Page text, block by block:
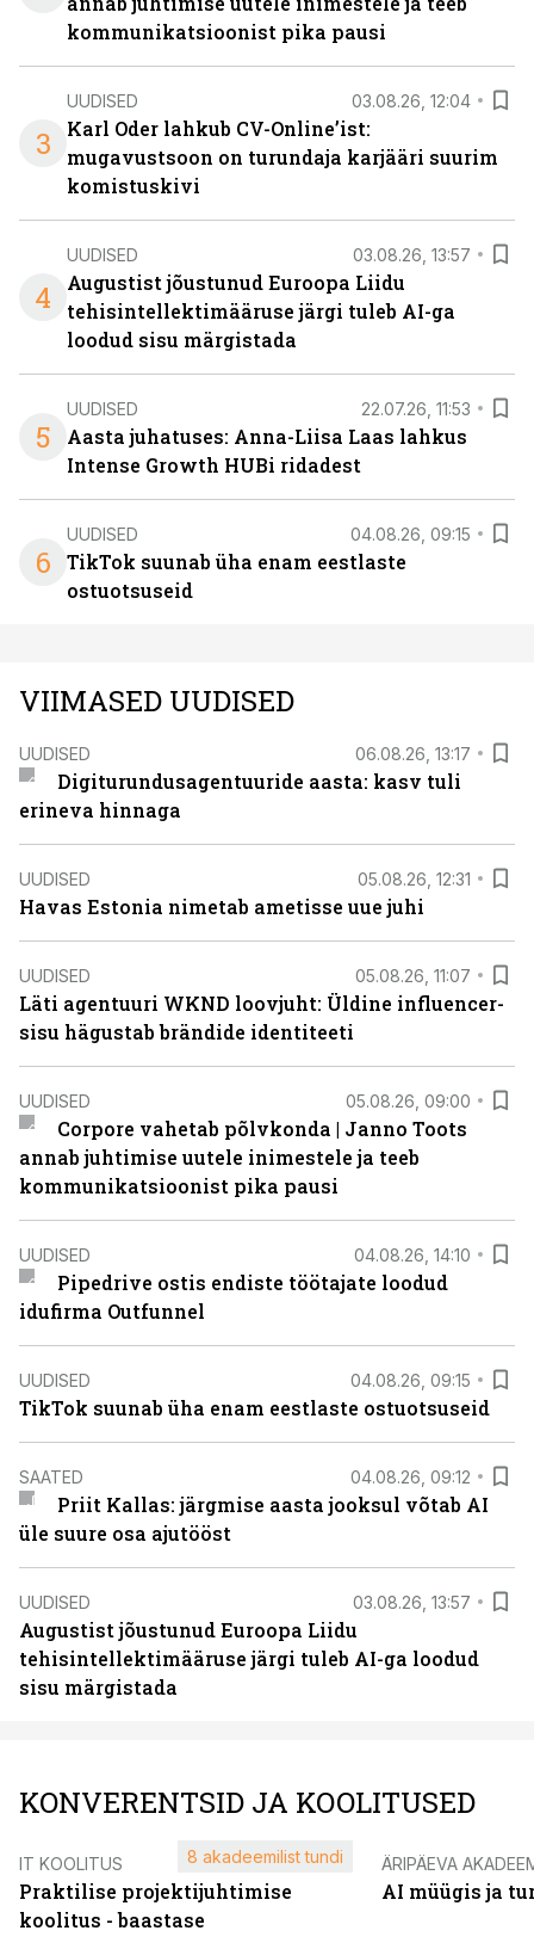
kommunikatsioonist pika pausi
3
UUDISED 03.08.26, 12:04
Karl Oder lahkub CV-Online’ist:
mugavustsoon on turundaja karjääri suurim
komistuskivi
4
UUDISED 03.08.26, 13:57
Augustist jõustunud Euroopa Liidu
tehisintellektimääruse järgi tuleb AI-ga
loodud sisu märgistada
5
UUDISED 22.07.26, 11:53
Aasta juhatuses: Anna-Liisa Laas lahkus
Intense Growth HUBi ridadest
6
UUDISED 04.08.26, 09:15
TikTok suunab üha enam eestlaste
ostuotsuseid
VIIMASED UUDISED
UUDISED 06.08.26, 13:17
Digiturundusagentuuride aasta: kasv tuli
erineva hinnaga
UUDISED 05.08.26, 12:31
Havas Estonia nimetab ametisse uue juhi
UUDISED 05.08.26, 11:07
Läti agentuuri WKND loovjuht: Üldine influencer-
sisu hägustab brändide identiteeti
UUDISED 05.08.26, 09:00
Corpore vahetab põlvkonda | Janno Toots
annab juhtimise uutele inimestele ja teeb
kommunikatsioonist pika pausi
UUDISED 04.08.26, 14:10
Pipedrive ostis endiste töötajate loodud
idufirma Outfunnel
UUDISED 04.08.26, 09:15
TikTok suunab üha enam eestlaste ostuotsuseid
SAATED 04.08.26, 09:12
Priit Kallas: järgmise aasta jooksul võtab AI
üle suure osa ajutööst
UUDISED 03.08.26, 13:57
Augustist jõustunud Euroopa Liidu
tehisintellektimääruse järgi tuleb AI-ga loodud
sisu märgistada
KONVERENTSID JA KOOLITUSED
IT KOOLITUS
Praktilise projektijuhtimise
koolitus - baastase
8 akadeemilist tundi ÄRIPÄEVA
AI müügis ja